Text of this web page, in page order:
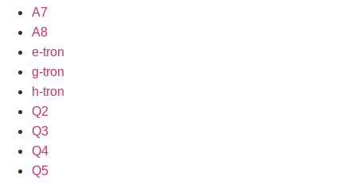
A7
A8
e-tron
g-tron
h-tron
Q2
Q3
Q4
Q5